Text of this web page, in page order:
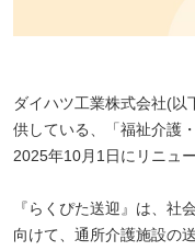
ダイハツ工業株式会社(以
供している、「福祉介護
2025年10月1日にリニュ
『らくぴた送迎』は、社
向けて、通所介護施設の